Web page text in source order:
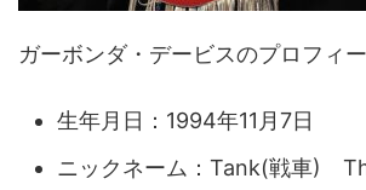
ガーボンダ・デービスのプロフィ
生年月日：1994年11月7日
ニックネーム：Tank(戦車)